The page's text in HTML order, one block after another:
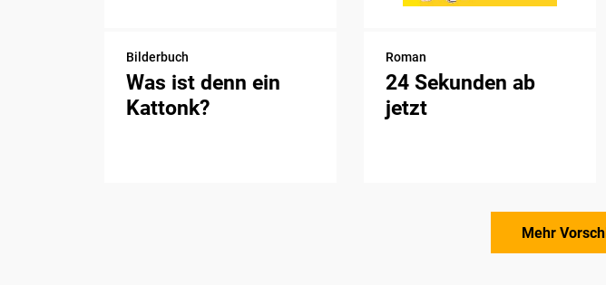
Bilderbuch
Was ist denn ein
Kattonk?
Roman
24 Sekunden ab
jetzt
Mehr